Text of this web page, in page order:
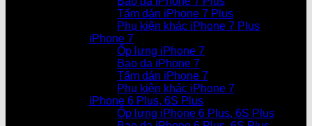
Tấm dán iPhone 7 Plus
Phụ kiện khác iPhone 7 Plus
iPhone 7
Ốp lưng iPhone 7
Bao da iPhone 7
Tấm dán iPhone 7
Phụ kiện khác iPhone 7
iPhone 6 Plus, 6S Plus
Ốp lưng iPhone 6 Plus, 6S Plus